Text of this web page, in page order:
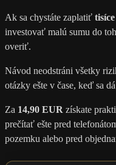
Ak sa chystáte zaplatiť
investovať malú sumu do
overiť.
Návod neodstráni všetky
otázky ešte v čase, keď sa
Za 14,90 EUR získate
prečítať ešte pred
pozemku alebo pred